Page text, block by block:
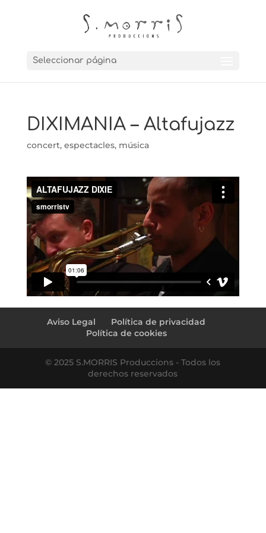
Seleccionar página
DIXIMANIA – Altafujazz
concert, espectacles, música
Aviso Legal
Política de privacidad
Política de cookies
© 2025 S.MORRIS Produccions - Todos los
derechos reservados